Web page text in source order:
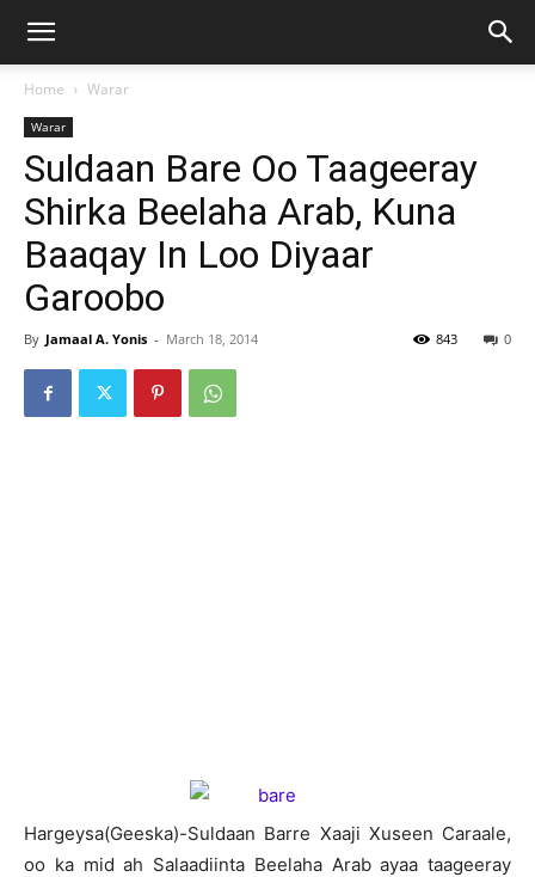
Home Warar
Warar
Suldaan Bare Oo Taageeray
Shirka Beelaha Arab, Kuna
Baaqay In Loo Diyaar
Garoobo
By Jamaal A. Yonis - March 18, 2014 0
843
Hargeysa(Geeska)-Suldaan Barre Xaaji Xuseen Caraale,
oo ka mid ah Salaadiinta Beelaha Arab ayaa taageeray